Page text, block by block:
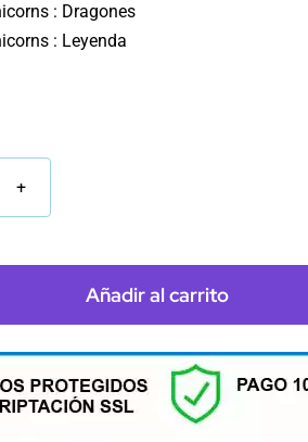
: Dragones
: Leyenda
Añadir al carrito